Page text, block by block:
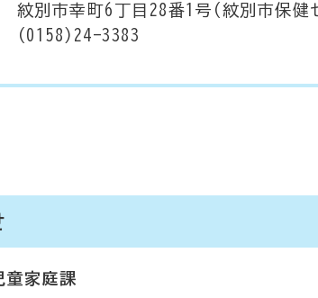
6丁目28番1号(紋別市保健セ
3383
童家庭課